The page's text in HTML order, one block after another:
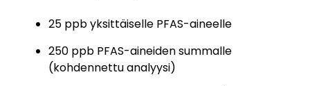
25 ppb yksittäiselle PFAS-aineelle
250 ppb PFAS-aineiden summalle
(kohdennettu analyysi)